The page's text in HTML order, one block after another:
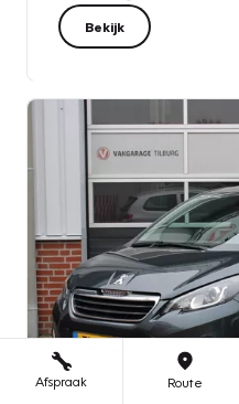
Bekijk
Afspraak Route